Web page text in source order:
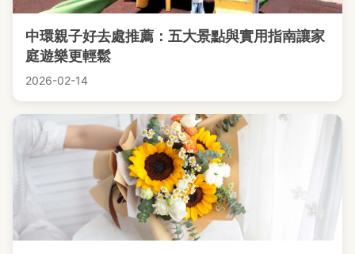
中環親子好去處推薦：五大景點與實用指南讓家
庭遊樂更輕鬆
2026-02-14